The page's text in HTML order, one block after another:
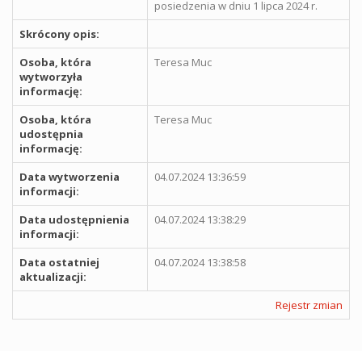
posiedzenia w dniu 1 lipca 2024 r.
Skrócony opis:
Osoba, która
wytworzyła
informację:
Teresa Muc
Osoba, która
udostępnia
informację:
Teresa Muc
Data wytworzenia
informacji:
04.07.2024 13:36:59
Data udostępnienia
informacji:
04.07.2024 13:38:29
Data ostatniej
aktualizacji:
04.07.2024 13:38:58
Rejestr zmian